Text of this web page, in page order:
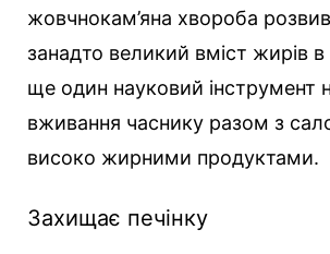
жовчнокам’яна хвороба
занадто великий вміст жирів в
ще один науковий інструмент
вживання часнику разом з
високо жирними продуктами.
Захищає печінку